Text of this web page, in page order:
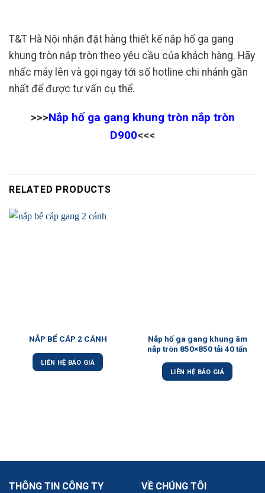
T&T Hà Nội nhận đặt hàng thiết kế nắp hố ga gang
khung tròn nắp tròn theo yêu cầu của khách hàng. Hãy
nhấc máy lên và gọi ngay tới số hotline chi nhánh gần
nhất để được tư vấn cụ thể.
>>>Nắp hố ga gang khung tròn nắp tròn
D900<<<
RELATED PRODUCTS
NẮP BỂ CÁP 2 CÁNH
LIÊN HỆ BÁO GIÁ
Nắp hố ga gang khung âm
nắp tròn 850×850 tải 40 tấn
LIÊN HỆ BÁO GIÁ
THÔNG TIN CÔNG TY VỀ CHÚNG TÔI